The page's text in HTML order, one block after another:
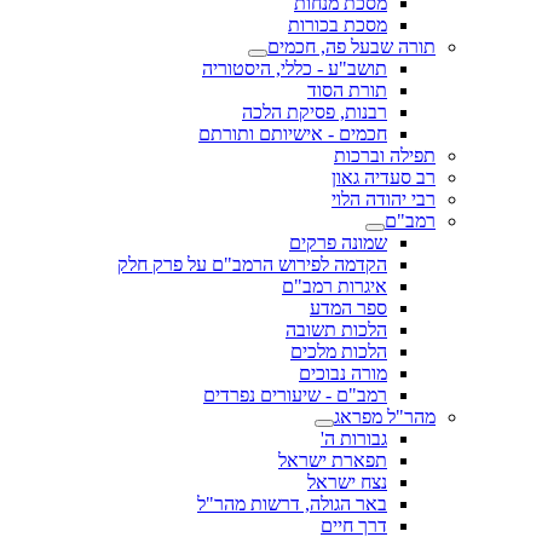
מסכת בכורות
תורה שבעל פה, חכמים
תושב"ע - כללי, היסטוריה
תורת הסוד
רבנות, פסיקת הלכה
חכמים - אישיותם ותורתם
תפילה וברכות
רב סעדיה גאון
רבי יהודה הלוי
רמב"ם
שמונה פרקים
הקדמה לפירוש הרמב"ם על פרק חלק
איגרות רמב"ם
ספר המדע
הלכות תשובה
הלכות מלכים
מורה נבוכים
רמב"ם - שיעורים נפרדים
מהר"ל מפראג
גבורות ה'
תפארת ישראל
נצח ישראל
באר הגולה, דרשות מהר"ל
דרך חיים